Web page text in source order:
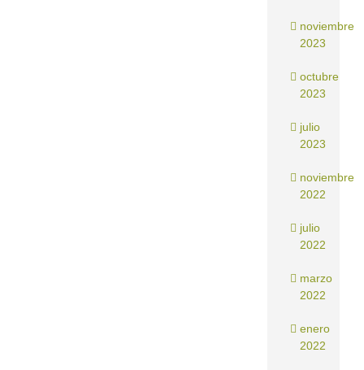
noviembre
2023
octubre
2023
julio
2023
noviembre
2022
julio
2022
marzo
2022
enero
2022